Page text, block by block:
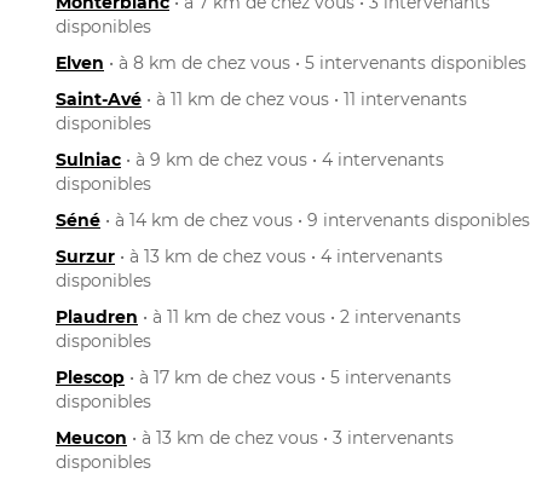
disponibles
Elven • à 8 km de chez vous • 5 intervenants disponibles
Saint-Avé • à 11 km de chez vous • 11 intervenants
disponibles
Sulniac • à 9 km de chez vous • 4 intervenants
disponibles
Séné • à 14 km de chez vous • 9 intervenants disponibles
Surzur • à 13 km de chez vous • 4 intervenants
disponibles
Plaudren • à 11 km de chez vous • 2 intervenants
disponibles
Plescop • à 17 km de chez vous • 5 intervenants
disponibles
Meucon • à 13 km de chez vous • 3 intervenants
disponibles